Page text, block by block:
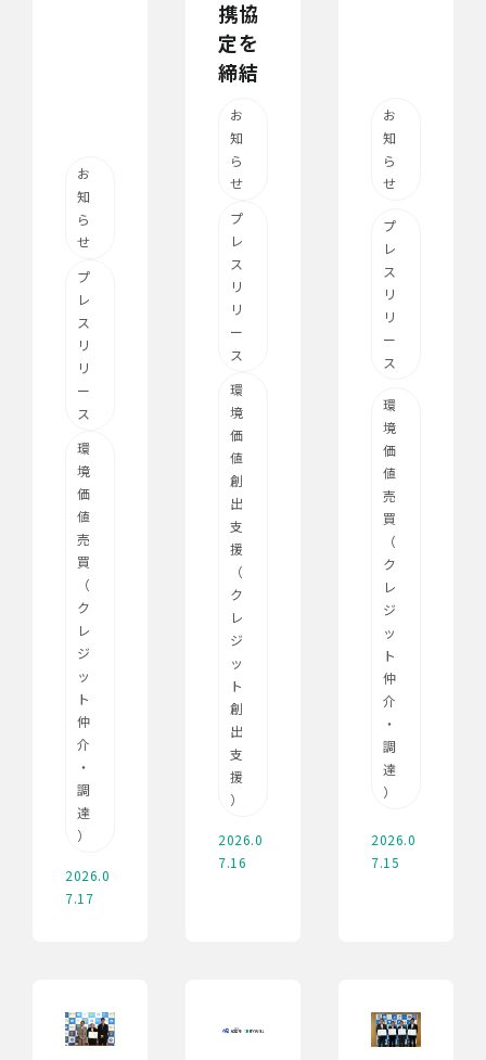
お
知
ら
せ
プ
レ
ス
リ
リ
ー
ス
環
境
価
値
売
買
（
ク
レ
ジ
ッ
ト
仲
介
・
調
達
）
2026.0
7.17
携協
定を
締結
お
知
ら
せ
プ
レ
ス
リ
リ
ー
ス
環
境
価
値
創
出
支
援
（
ク
レ
ジ
ッ
ト
創
出
支
援
）
2026.0
7.16
お
知
ら
せ
プ
レ
ス
リ
リ
ー
ス
環
境
価
値
売
買
（
ク
レ
ジ
ッ
ト
仲
介
・
調
達
）
2026.0
7.15